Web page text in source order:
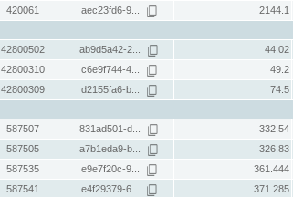
420061 aec23fd6-9... 2144.1
42800502 ab9d5a42-2... 44.02
42800310 c6e9f744-4... 49.2
42800309 d2155fa6-b... 74.5
587507 831ad501-d... 332.54
587505 a7b1eda9-b... 326.83
587535 e9e7f20c-9... 361.444
587541 e4f29379-6... 371.285